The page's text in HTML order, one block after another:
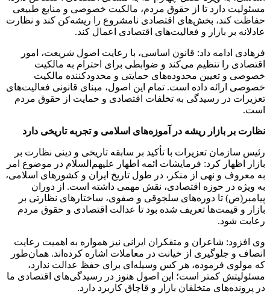
مسئولیت دارد تا از حقوق مردم، مالکیت خصوصی و منابع طبیعی
حفاظت کند، بخش‌های اقتصادی نامشروع را ریشه‌کن کند و نظارت
عادلانه بر بازار و فعالیت‌های اقتصادی اعمال کند‌.
فرهادی ادامه داد: قانون اساسی، با رعایت اصول شریعت، امور
اقتصادی را تنظیم می‌کند و ضوابطی برای احترام به مالکیت
خصوصی و تعیین محدوده‌های حمایتی و محدودکننده مالکیت
خصوصی ارائه داده است. تمام این اصول، مبنای قانونی فعالیت‌های
تعزیرات در رسیدگی به تخلفات اقتصادی و حمایت از حقوق مردم
است.
نظارت بر بازار ریشه در آموزه‌های اسلامی و تجربه تاریخی دارد
رئیس سازمان تعزیرات با تأکید بر سابقه تاریخی و دینی نظارت بر
بازار اظهار کرد: فرمایشات ائمه اطهار علیهم‌السلام در موضوع امر
به معروف و نهی از منکر، در طول تاریخ ایران و کشورهای اسلامی،
به ویژه در حوزه اقتصادی، نقش مهمی داشته است. از دوران
پیامبر(ص) تا دوره‌های سلجوقی و صفوی، ساختارهای نظارتی بر
بازار و قیمت‌ها تعریف شده بود تا عدالت اقتصادی و حقوق مردم
رعایت شود.
وی افزود: شاعران و متفکران ایرانی نیز همواره به اهمیت رعایت
انصاف و جلوگیری از خیانت در معاملات اشاره کرده‌اند. همان‌طور
که مولوی فرموده، هر کس وسیله‌ای برای حفظ عدالت ندارد،
مسئولیتش کمتر است؛ این اصول هنوز در رسیدگی‌های اقتصادی ما
در پرونده‌های متخلفان بازار و قاچاق کاربرد دارد.